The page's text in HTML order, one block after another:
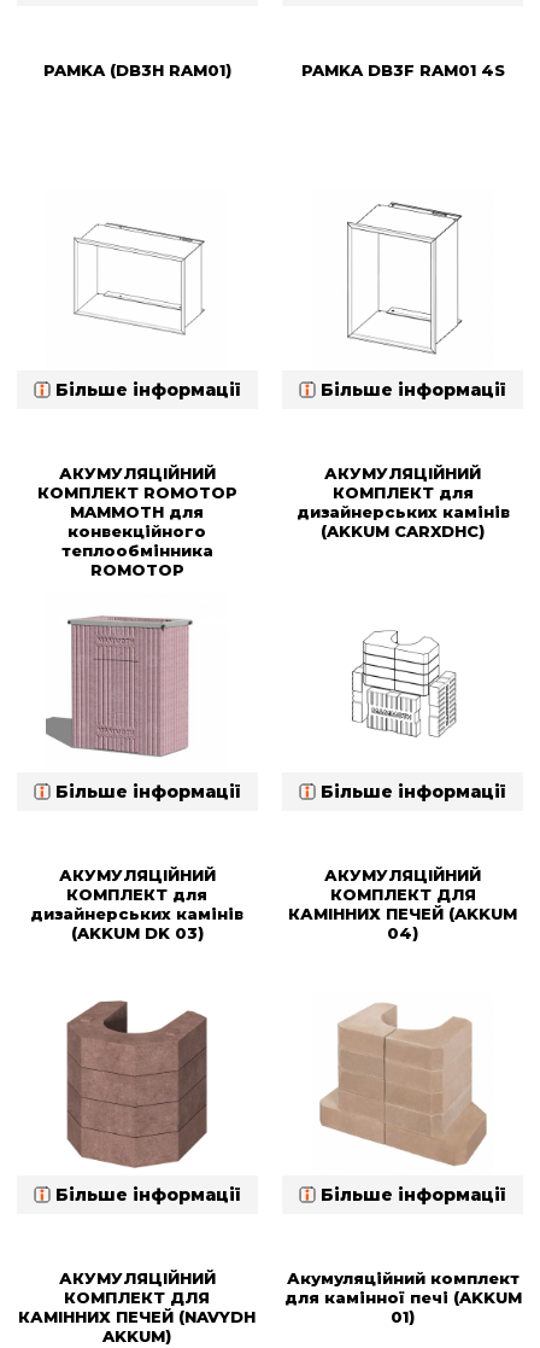
PAMKA (DB3H RAM01)
Більше інформації
PAMKA DB3F RAM01 4S
Більше інформації
АКУМУЛЯЦІЙНИЙ
КОМПЛЕКТ ROMOTOP
MAMMOTH для
конвекційного
теплообмінника
ROMOTOP
Більше інформації
АКУМУЛЯЦІЙНИЙ
КОМПЛЕКТ для
дизайнерських камінів
(AKKUM CARXDHC)
Більше інформації
АКУМУЛЯЦІЙНИЙ
КОМПЛЕКТ для
дизайнерських камінів
(AKKUM DK 03)
Більше інформації
АКУМУЛЯЦІЙНИЙ
КОМПЛЕКТ ДЛЯ
КАМІННИХ ПЕЧЕЙ (AKKUM
04)
Більше інформації
АКУМУЛЯЦІЙНИЙ
КОМПЛЕКТ ДЛЯ
КАМІННИХ ПЕЧЕЙ (NAVYDH
AKKUM)
Акумуляційний комплект
для камінної печі (AKKUM
01)